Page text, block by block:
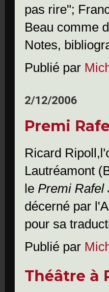
pas rire";
Beau comme
Notes,
Publié par
2/12/2006
Premi
Ricard
Lautréamont
le Premi Rafel
décerné par
pour sa
Publié par
Théâtre à